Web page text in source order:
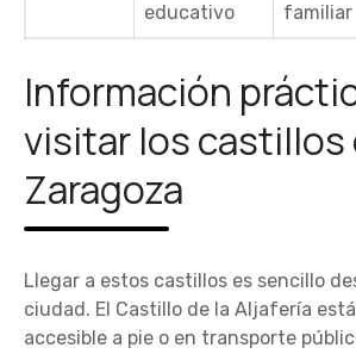
educativo
familiar
Información
visitar los castillos
Zaragoza
Llegar a estos castillos es sencillo
ciudad. El Castillo de la Aljafería
accesible a pie o en transporte